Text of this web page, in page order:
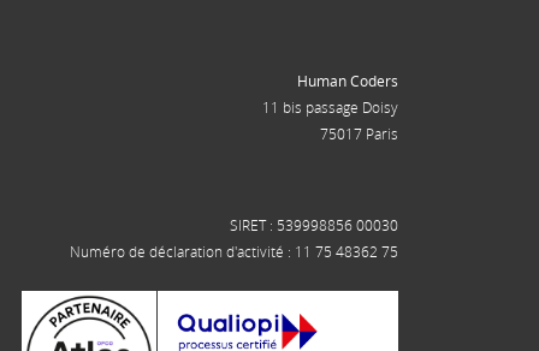
Human Coders
11 bis passage Doisy
75017 Paris
SIRET : 539998856 00030
Numéro de déclaration d'activité : 11 75 48362 75